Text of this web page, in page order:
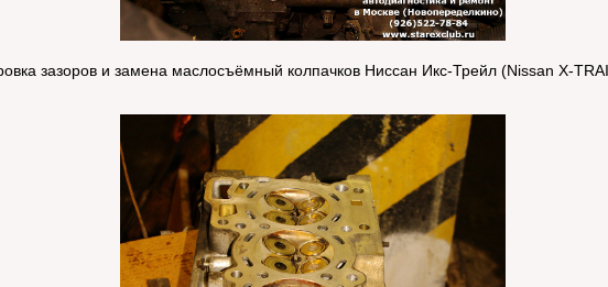
зазоров и замена маслосъёмный колпачков Ниссан Икс-Трейл (Nissan X-